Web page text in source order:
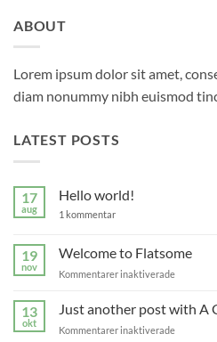
ABOUT
Lorem ipsum dolor sit amet,
diam nonummy nibh euismod
LATEST POSTS
17
aug
Hello world!
1 kommentartill
19
nov
Welcome to Flatsome
Kommentarer inaktiveradeför
to
Flatsome
13
okt
Just another post with A
Kommentarer inaktiveradeför